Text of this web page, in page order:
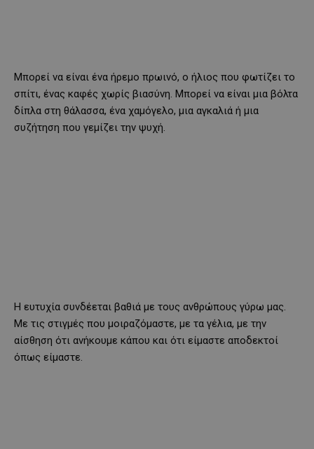
Μπορεί να είναι ένα ήρεμο πρωινό, ο ήλιος που φωτίζει το
σπίτι, ένας καφές χωρίς βιασύνη. Μπορεί να είναι μια βόλτα
δίπλα στη θάλασσα, ένα χαμόγελο, μια αγκαλιά ή μια
συζήτηση που γεμίζει την ψυχή.
Η ευτυχία συνδέεται βαθιά με τους ανθρώπους γύρω μας.
Με τις στιγμές που μοιραζόμαστε, με τα γέλια, με την
αίσθηση ότι ανήκουμε κάπου και ότι είμαστε αποδεκτοί
όπως είμαστε.